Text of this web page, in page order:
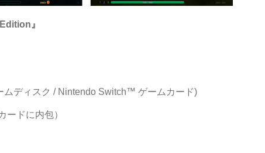
』
ディスク / Nintendo Switch™ ゲームカード)
ードに内包）